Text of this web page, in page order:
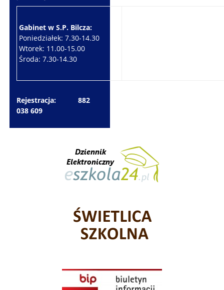
Gabinet w S.P. Bilcza:
Poniedziałek: 7.30-14.30
Wtorek: 11.00-15.00
Środa: 7.30-14.30
Rejestracja: 882
038 609